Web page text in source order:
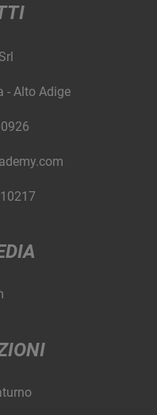
- Alto Adige